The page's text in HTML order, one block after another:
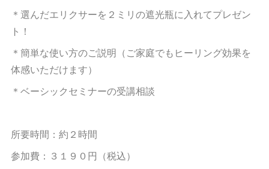
＊選んだエリクサーを２ミリの遮光瓶に入れてプレゼン
ト！
＊簡単な使い方のご説明（ご家庭でもヒーリング効果を
体感いただけます）
＊ベーシックセミナーの受講相談
所要時間：約２時間
参加費：３１９０円（税込）